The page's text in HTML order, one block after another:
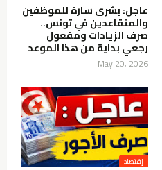
عاجل: بشرى سارة للموظفين
والمتقاعدين في تونس..
صرف الزيادات ومفعول
رجعي بداية من هذا الموعد
May 20, 2026
إقتصاد